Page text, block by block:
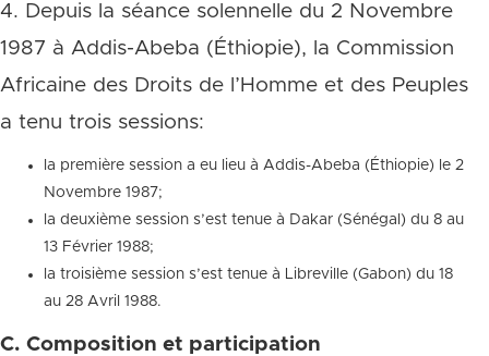
4. Depuis la séance solennelle du 2 Novembre
1987 à Addis-Abeba (Éthiopie), la Commission
Africaine des Droits de l’Homme et des Peuples
a tenu trois sessions:
la première session a eu lieu à Addis-Abeba (Éthiopie) le 2
Novembre 1987;
la deuxième session s’est tenue à Dakar (Sénégal) du 8 au
13 Février 1988;
la troisième session s’est tenue à Libreville (Gabon) du 18
au 28 Avril 1988.
C. Composition et participation